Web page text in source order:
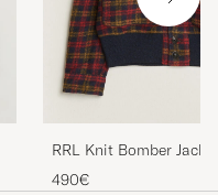
RRL Knit Bomber
490€